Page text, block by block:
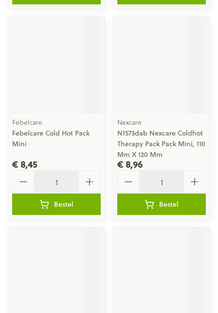
Febelcare
Febelcare Cold Hot Pack
Mini
€ 8,45
Bestel
Nexcare
N1573dab Nexcare Coldhot
Therapy Pack Pack Mini, 110
Mm X 120 Mm
€ 8,96
Bestel